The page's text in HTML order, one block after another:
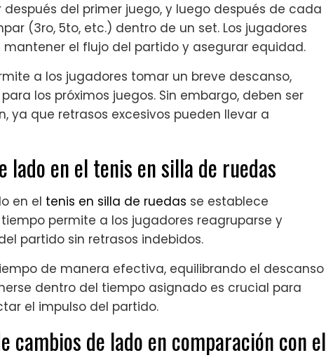
del primer juego, y luego después de cada
(3ro, 5to, etc.) dentro de un set. Los jugadores
el flujo del partido y asegurar equidad.
a los jugadores tomar un breve descanso,
los próximos juegos. Sin embargo, deben ser
ya que retrasos excesivos pueden llevar a
lado en el tenis en silla de ruedas
en el tenis en silla de ruedas se establece
permite a los jugadores reagruparse y
partido sin retrasos indebidos.
de manera efectiva, equilibrando el descanso
dentro del tiempo asignado es crucial para
el impulso del partido.
cambios de lado en comparación con el